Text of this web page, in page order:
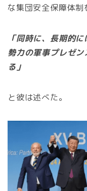
な集団安全保障体制
「同時に、長期的
勢力の軍事プレゼ
る」
と彼は述べた。